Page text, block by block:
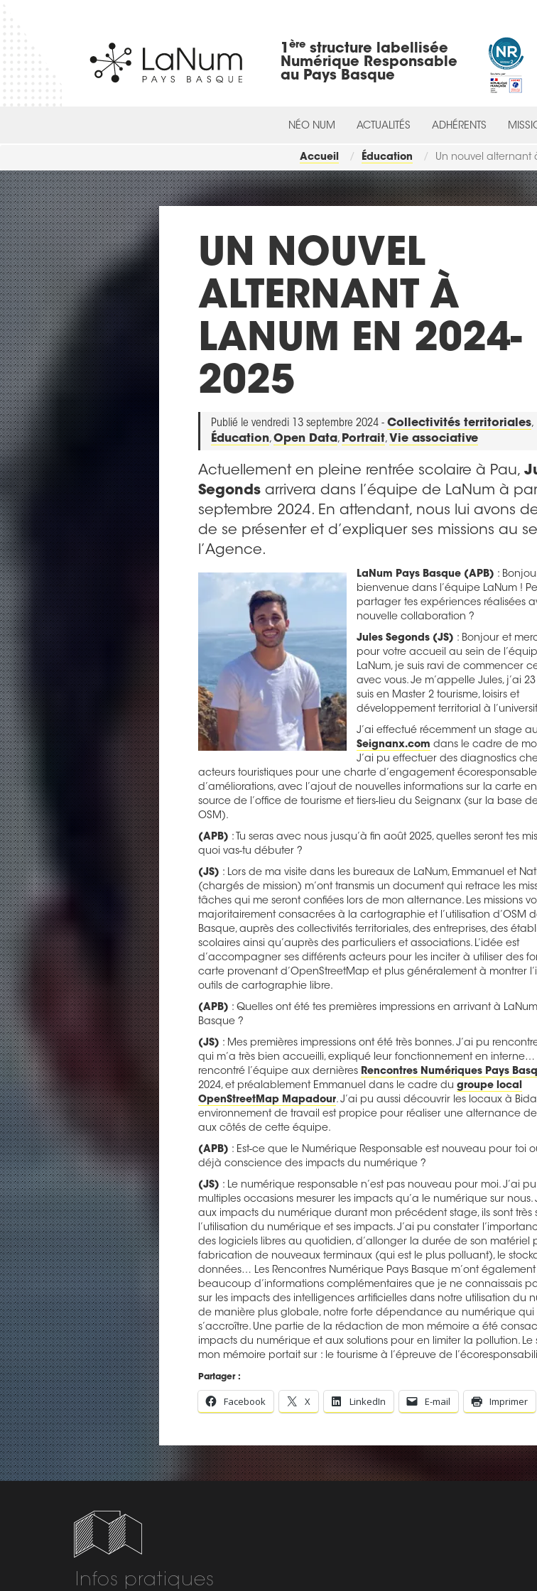
1 èrestructure labellisée
Numérique Responsable
au Pays Basque
NÉO NUM ACTUALITÉS ADHÉRENTS
Accueil Éducation Un nouvel alternant
UN NOUVEL
ALTERNANT À
LANUM EN 2024-
2025
Publié le vendredi 13 septembre 2024 - Collectivités territoriales,
Éducation,Open Data, Portrait, Vie associative
Actuellement en pleine rentrée scolaire à Pau,
Segonds arrivera dans l’équipe de LaNum à
septembre 2024. En attendant, nous lui avons
de se présenter et d’expliquer ses missions au
l’Agence.
LaNum Pays Basque (APB) :
bienvenue dans l’équipe LaNum !
partager tes expériences réalisées
nouvelle collaboration ?
Jules Segonds (JS) : Bonjour et
pour votre accueil au sein de
LaNum, je suis ravi de commencer
avec vous. Je m’appelle Jules, j’ai
suis en Master 2 tourisme, loisirs et
développement territorial à
J’ai effectué récemment un stage au
Seignanx.com dans le cadre de
J’ai pu effectuer des diagnostics
acteurs touristiques pour une charte d’engagement écoresponsable
d’améliorations, avec l’ajout de nouvelles informations sur la carte
source de l’office de tourisme et tiers-lieu du Seignanx (sur la base
OSM).
(APB) : Tu seras avec nous jusqu’à fin août 2025, quelles seront tes
quoi vas-tu débuter ?
(JS) : Lors de ma visite dans les bureaux de LaNum, Emmanuel et
(chargés de mission) m’ont transmis un document qui retrace les
tâches qui me seront confiées lors de mon alternance. Les missions
majoritairement consacrées à la cartographie et l’utilisation d’OSM
Basque, auprès des collectivités territoriales, des entreprises, des
scolaires ainsi qu’auprès des particuliers et associations. L’idée est
d’accompagner ses différents acteurs pour les inciter à utiliser des
carte provenant d’OpenStreetMap et plus généralement à montrer
outils de cartographie libre.
(APB) : Quelles ont été tes premières impressions en arrivant à
Basque ?
(JS) : Mes premières impressions ont été très bonnes. J’ai pu
qui m’a très bien accueilli, expliqué leur fonctionnement en interne…
rencontré l’équipe aux dernières Rencontres Numériques Pays
2024, et préalablement Emmanuel dans le cadre du groupe local
OpenStreetMap Mapadour. J’ai pu aussi découvrir les locaux à
environnement de travail est propice pour réaliser une alternance
aux côtés de cette équipe.
(APB) : Est-ce que le Numérique Responsable est nouveau pour toi
déjà conscience des impacts du numérique ?
(JS) : Le numérique responsable n’est pas nouveau pour moi. J’ai
multiples occasions mesurer les impacts qu’a le numérique sur nous.
aux impacts du numérique durant mon précédent stage, ils sont très
l’utilisation du numérique et ses impacts. J’ai pu constater
des logiciels libres au quotidien, d’allonger la durée de son matériel
fabrication de nouveaux terminaux (qui est le plus polluant), le
données… Les Rencontres Numérique Pays Basque m’ont
beaucoup d’informations complémentaires que je ne connaissais
sur les impacts des intelligences artificielles dans notre utilisation du
de manière plus globale, notre forte dépendance au numérique qui
s’accroître. Une partie de la rédaction de mon mémoire a été
impacts du numérique et aux solutions pour en limiter la pollution. Le
mon mémoire portait sur : le tourisme à l’épreuve de
Partager :
Facebook X LinkedIn E-mail Imprimer
Infos pratiques